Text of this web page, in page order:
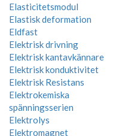
Elasticitetsmodul
Elastisk deformation
Eldfast
Elektrisk drivning
Elektrisk kantavkännare
Elektrisk konduktivitet
Elektrisk Resistans
Elektrokemiska
spänningsserien
Elektrolys
Elektromagnet